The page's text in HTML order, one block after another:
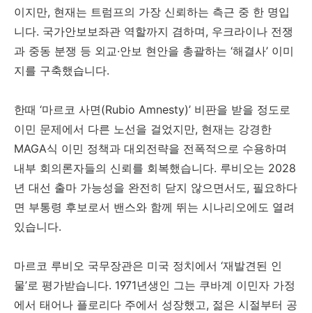
이지만, 현재는 트럼프의 가장 신뢰하는 측근 중 한 명입
니다. 국가안보보좌관 역할까지 겸하며, 우크라이나 전쟁
과 중동 분쟁 등 외교·안보 현안을 총괄하는 ‘해결사’ 이미
지를 구축했습니다.
한때 ‘마르코 사면(Rubio Amnesty)’ 비판을 받을 정도로
이민 문제에서 다른 노선을 걸었지만, 현재는 강경한
MAGA식 이민 정책과 대외전략을 전폭적으로 수용하며
내부 회의론자들의 신뢰를 회복했습니다. 루비오는 2028
년 대선 출마 가능성을 완전히 닫지 않으면서도, 필요하다
면 부통령 후보로서 밴스와 함께 뛰는 시나리오에도 열려
있습니다.
마르코 루비오 국무장관은 미국 정치에서 ‘재발견된 인
물’로 평가받습니다. 1971년생인 그는 쿠바계 이민자 가정
에서 태어나 플로리다 주에서 성장했고, 젊은 시절부터 공